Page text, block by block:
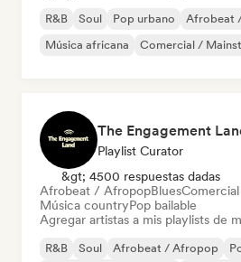
R&B Soul Pop urbano Afrobeat
Música africana
Comercial /
The Engagement
Playlist Curator
&gt; 4500 respuestas dadas
Afrobeat / AfropopBlues
Música countryPop bailable
Agregar artistas a mis playlists de
R&B Soul Afrobeat / Afropop